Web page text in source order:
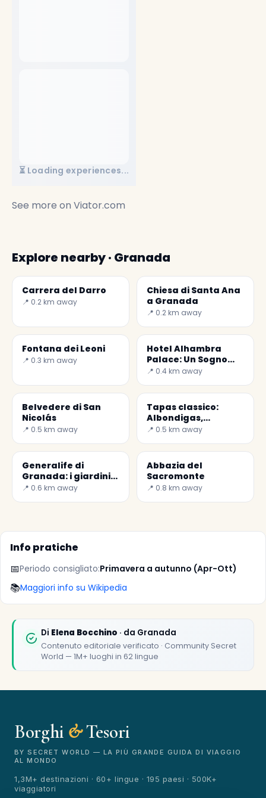
⏳ Loading experiences...
See more on Viator.com
Explore nearby · Granada
Carrera del Darro
📍 0.2 km away
Chiesa di Santa Ana
a Granada
📍 0.2 km away
Fontana dei Leoni
📍 0.3 km away
Hotel Alhambra
Palace: Un Sogno
Architettonico a
📍 0.4 km away
Belvedere di San
Nicolás
📍 0.5 km away
Tapas classico:
Albondigas,
polpette spagnole
📍 0.5 km away
Generalife di
Granada: i giardini
del palazzo estivo
📍 0.6 km away
Abbazia del
Sacromonte
📍 0.8 km away
Info pratiche
📅Periodo consigliato:Primavera a autunno (Apr-Ott)
📚Maggiori info su Wikipedia
Di Elena Bocchino · da Granada
Contenuto editoriale verificato · Community Secret
World — 1M+ luoghi in 62 lingue
Borghi &Tesori
BY SECRET WORLD — LA PIÙ GRANDE GUIDA DI VIAGGIO
AL MONDO
1,3M+ destinazioni · 60+ lingue · 195 paesi · 500K+
viaggiatori
🏆🏆 Borghi & Tesori 2026
Rated best travel app worldwide
★★★★★